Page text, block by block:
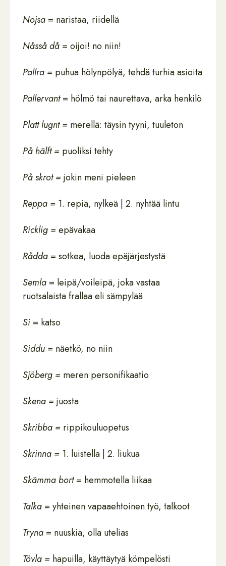
Nojsa = naristaa, riidellä
Nåsså då = oijoi! no niin!
Pallra = puhua hölynpölyä, tehdä turhia asioita
Pallervant= hölmö tai naurettava, arka henkilö
Platt lugnt = merellä: täysin tyyni, tuuleton
På hälft = puoliksi tehty
På skrot =jokin meni pieleen
Reppa = 1. repiä, nylkeä | 2. nyhtää lintu
Ricklig =epävakaa
Rådda = sotkea, luoda epäjärjestystä
Semla = leipä/voileipä, joka vastaa
ruotsalaista frallaa eli sämpylää
Si = katso
Siddu = näetkö, no niin
Sjöberg = meren personifikaatio
Skena =juosta
Skribba = rippikouluopetus
Skrinna = 1. luistella | 2. liukua
Skämma bort= hemmotella liikaa
Talka = yhteinen vapaaehtoinen työ, talkoot
Tryna = nuuskia, olla utelias
Tövla = hapuilla, käyttäytyä kömpelösti